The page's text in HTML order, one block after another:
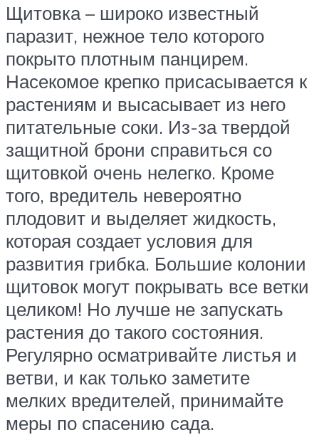
Щитовка – широко известный
паразит, нежное тело которого
покрыто плотным панцирем.
Насекомое крепко присасывается к
растениям и высасывает из него
питательные соки. Из-за твердой
защитной брони справиться со
щитовкой очень нелегко. Кроме
того, вредитель невероятно
плодовит и выделяет жидкость,
которая создает условия для
развития грибка. Большие колонии
щитовок могут покрывать все ветки
целиком! Но лучше не запускать
растения до такого состояния.
Регулярно осматривайте листья и
ветви, и как только заметите
мелких вредителей, принимайте
меры по спасению сада.